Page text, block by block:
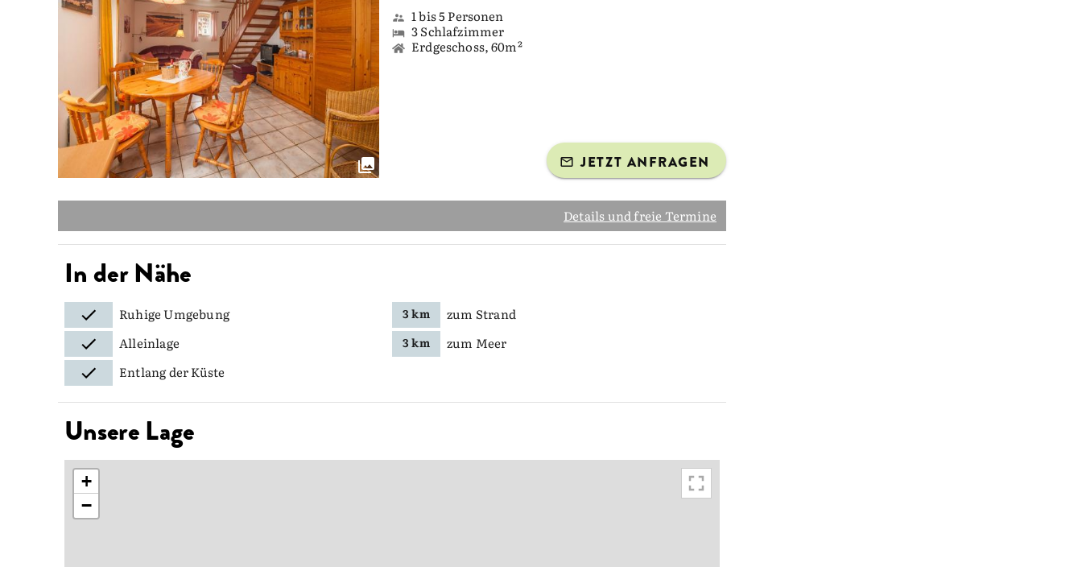
1 bis 5 Personen
3 Schlafzimmer
Erdgeschoss, 60m²
JETZT ANFRAGEN
Details und freie Termine
In der Nähe
Ruhige Umgebung 3 km
zum Strand
Alleinlage
3 km
zum Meer
Entlang der Küste
Unsere Lage
+
−